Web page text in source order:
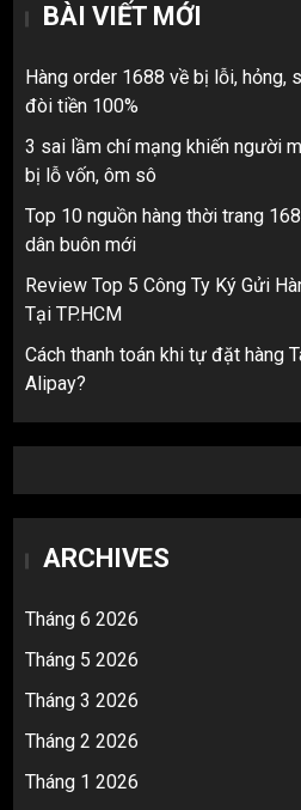
BÀI VIẾT MỚI
Hàng order 1688 về bị lỗi, hỏng,
đòi tiền 100%
3 sai lầm chí mạng khiến người
bị lỗ vốn, ôm sô
Top 10 nguồn hàng thời trang
dân buôn mới
Review Top 5 Công Ty Ký Gửi
Tại TP.HCM
Cách thanh toán khi tự đặt hàng
Alipay?
ARCHIVES
Tháng 6 2026
Tháng 5 2026
Tháng 3 2026
Tháng 2 2026
Tháng 1 2026